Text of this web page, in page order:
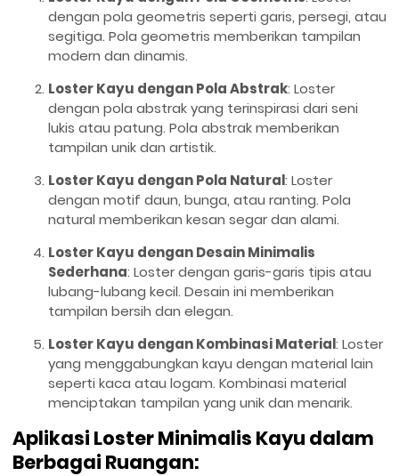
dengan pola geometris seperti garis, persegi, atau
segitiga. Pola geometris memberikan tampilan
modern dan dinamis.
Loster Kayu dengan Pola Abstrak: Loster
dengan pola abstrak yang terinspirasi dari seni
lukis atau patung. Pola abstrak memberikan
tampilan unik dan artistik.
Loster Kayu dengan Pola Natural: Loster
dengan motif daun, bunga, atau ranting. Pola
natural memberikan kesan segar dan alami.
Loster Kayu dengan Desain Minimalis
Sederhana: Loster dengan garis-garis tipis atau
lubang-lubang kecil. Desain ini memberikan
tampilan bersih dan elegan.
Loster Kayu dengan Kombinasi Material: Loster
yang menggabungkan kayu dengan material lain
seperti kaca atau logam. Kombinasi material
menciptakan tampilan yang unik dan menarik.
Aplikasi Loster Minimalis Kayu dalam
Berbagai Ruangan: